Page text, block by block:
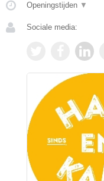
Openingstijden ▼
Sociale media: